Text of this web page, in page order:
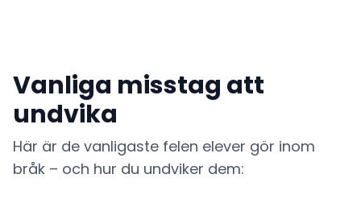
Vanliga misstag att
undvika
Här är de vanligaste felen elever gör inom
bråk – och hur du undviker dem: